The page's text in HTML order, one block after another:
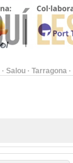
· Salou · Tarragona ·